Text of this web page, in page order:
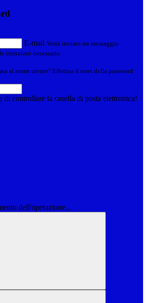
E-mail Verrà inviato un messaggio
istruzioni necessarie.
al nome utente? Effettua il reset della password
di controllare la casella di posta elettronica!
dell'operazione...